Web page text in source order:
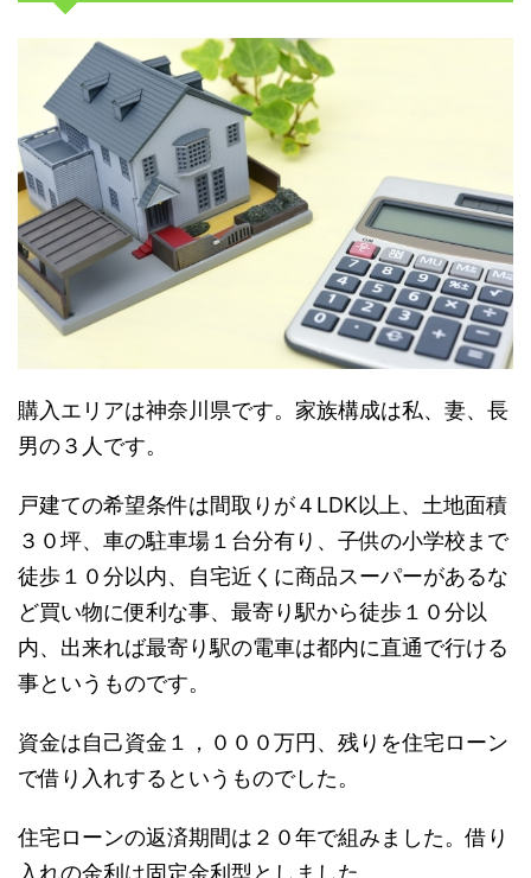
購入エリアは神奈川県です。家族構成は私、妻、長
男の３人です。
戸建ての希望条件は間取りが４LDK以上、土地面積
３０坪、車の駐車場１台分有り、子供の小学校まで
徒歩１０分以内、自宅近くに商品スーパーがあるな
ど買い物に便利な事、最寄り駅から徒歩１０分以
内、出来れば最寄り駅の電車は都内に直通で行ける
事というものです。
資金は自己資金１，０００万円、残りを住宅ローン
で借り入れするというものでした。
住宅ローンの返済期間は２０年で組みました。借り
入れの金利は固定金利型としました。